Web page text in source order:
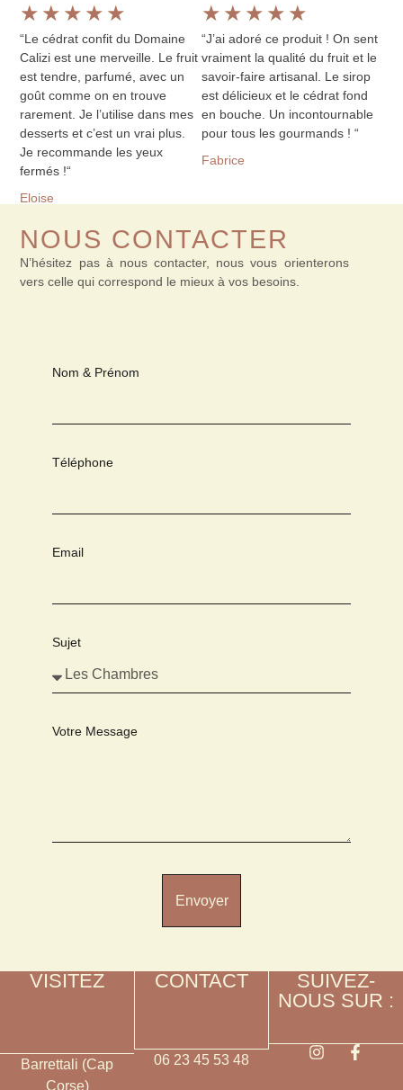
★ ★ ★ ★ ★
“Le cédrat confit du Domaine
Calizi est une merveille. Le fruit
est tendre, parfumé, avec un
goût comme on en trouve
rarement. Je l’utilise dans mes
desserts et c’est un vrai plus.
Je recommande les yeux
fermés !“
Eloise
★ ★ ★ ★ ★
“J’ai adoré ce produit ! On sent
vraiment la qualité du fruit et le
savoir-faire artisanal. Le sirop
est délicieux et le cédrat fond
en bouche. Un incontournable
pour tous les gourmands ! “
Fabrice
NOUS CONTACTER
N’hésitez pas à nous contacter, nous vous orienterons
vers celle qui correspond le mieux à vos besoins.
Nom & Prénom
Téléphone
Email
Sujet
Votre Message
Envoyer
VISITEZ
Barrettali (Cap
Corse)
CONTACT
06 23 45 53 48
SUIVEZ-
NOUS SUR :